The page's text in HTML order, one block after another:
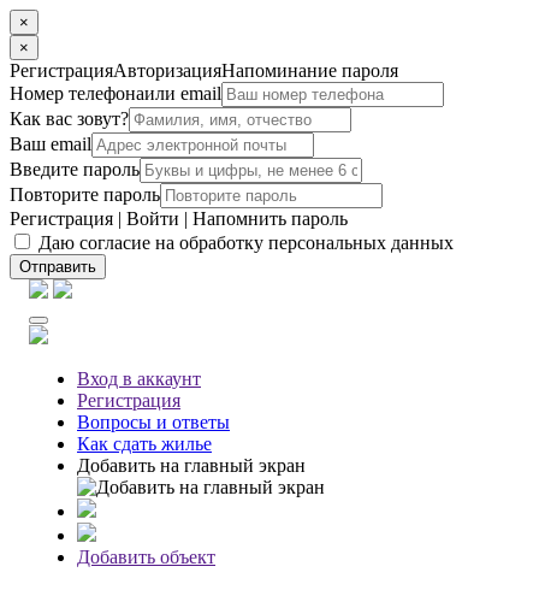
×
×
РегистрацияАвторизацияНапоминание пароля
Номер телефонаили email
Как вас зовут?
Ваш email
Введите пароль
Повторите пароль
Регистрация | Войти | Напомнить пароль
Даю согласие на обработку персональных данных
Отправить
Вход в аккаунт
Регистрация
Вопросы и ответы
Как сдать жилье
Добавить на главный экран
Добавить объект